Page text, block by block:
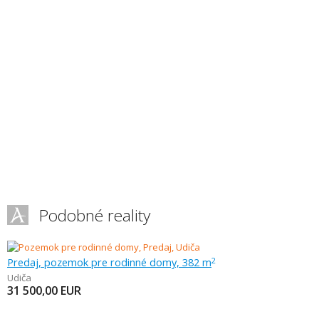
Podobné reality
Predaj, pozemok pre rodinné domy, 382 m2
Udiča
31 500,00 EUR